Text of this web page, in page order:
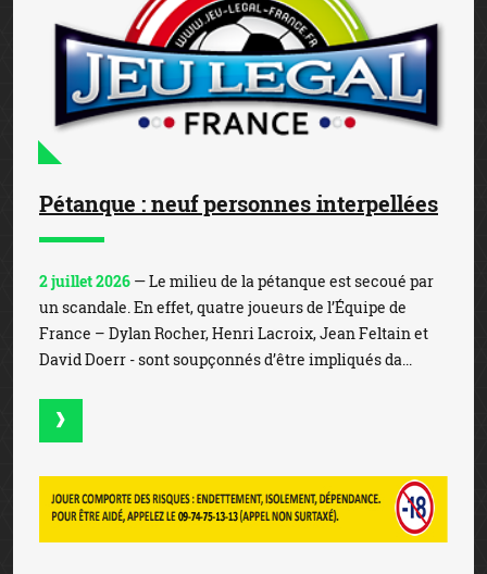
Pétanque : neuf personnes interpellées
2 juillet 2026 — Le milieu de la pétanque est secoué par
un scandale. En effet, quatre joueurs de l’Équipe de
France – Dylan Rocher, Henri Lacroix, Jean Feltain et
David Doerr - sont soupçonnés d’être impliqués da...